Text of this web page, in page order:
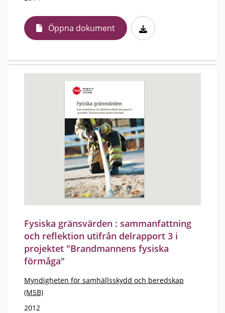
Öppna dokument
Fysiska gränsvärden : sammanfattning
och reflektion utifrån delrapport 3 i
projektet "Brandmannens fysiska
förmåga"
Myndigheten för samhällsskydd och beredskap
(MSB)
2012